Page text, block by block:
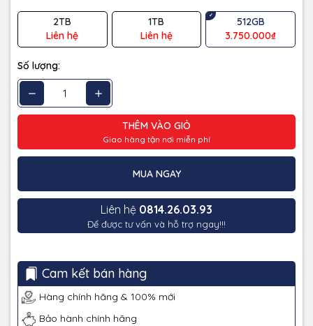
2TB
Liên hệ
1TB
Liên hệ
512GB
3.750.000₫
Số lượng:
THÊM VÀO GIỎ
Giao hàng tận nơi miễn phí
MUA NGAY
Liên hệ 0814.26.03.93
Để được tư vấn và hỗ trợ ngay!!!
Cam kết bán hàng
Hàng chính hãng & 100% mới
Bảo hành chính hãng